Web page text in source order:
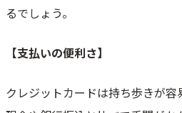
るでしょう。
【支払いの便利さ】
クレジットカードは持ち歩きが容